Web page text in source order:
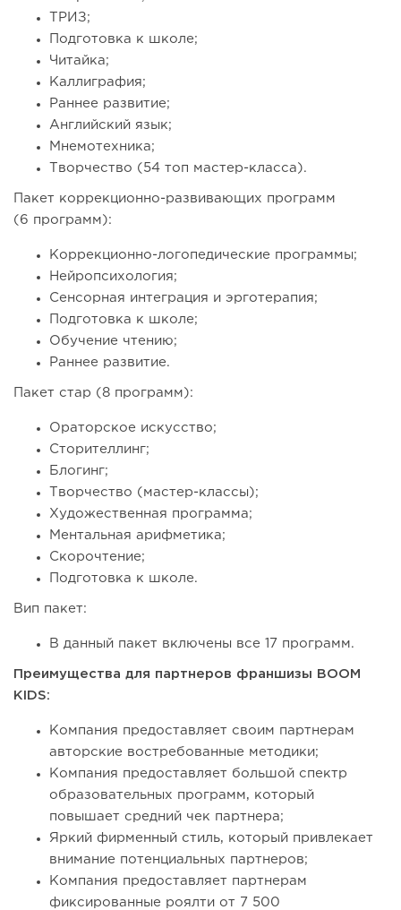
ТРИЗ;
Подготовка к школе;
Читайка;
Каллиграфия;
Раннее развитие;
Английский язык;
Мнемотехника;
Творчество (54 топ мастер-класса).
Пакет коррекционно-развивающих программ
(6 программ):
Коррекционно-логопедические программы;
Нейропсихология;
Сенсорная интеграция и эрготерапия;
Подготовка к школе;
Обучение чтению;
Раннее развитие.
Пакет стар (8 программ):
Ораторское искусство;
Сторителлинг;
Блогинг;
Творчество (мастер-классы);
Художественная программа;
Ментальная арифметика;
Скорочтение;
Подготовка к школе.
Вип пакет:
В данный пакет включены все 17 программ.
Преимущества для партнеров франшизы BOOM
KIDS:
Компания предоставляет своим партнерам
авторские востребованные методики;
Компания предоставляет большой спектр
образовательных программ, который
повышает средний чек партнера;
Яркий фирменный стиль, который привлекает
внимание потенциальных партнеров;
Компания предоставляет партнерам
фиксированные роялти от 7 500